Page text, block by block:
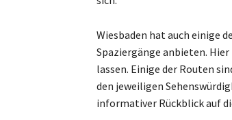
Wiesbaden hat auch einige
Spaziergänge anbieten. Hier
lassen. Einige der Routen
den jeweiligen
informativer Rückblick auf